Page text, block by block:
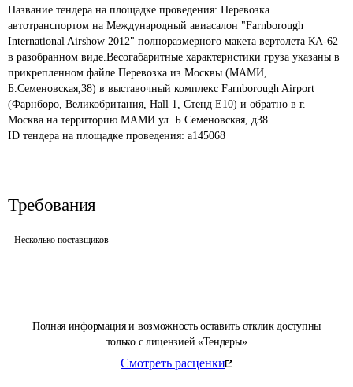
Полная информация и возможность оставить отклик доступны
только с лицензией «Тендеры»
Смотреть расценки
Название тендера на площадке проведения: Перевозка
автотранспортом на Международный авиасалон "Farnborough
International Airshow 2012" полноразмерного макета вертолета КА-62
в разобранном виде.Весогабаритные характеристики груза указаны в
прикрепленном файле Перевозка из Москвы (МАМИ,
Б.Семеновская,38) в выставочный комплекс Farnborough Airport
(Фарнборо, Великобритания, Hall 1, Стенд Е10) и обратно в г.
Москва на территорию МАМИ ул. Б.Семеновская, д38
ID тендера на площадке проведения: a145068
Требования
Несколько поставщиков